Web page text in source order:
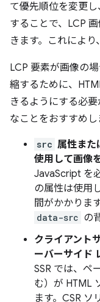
て優先順位を変更
することで、LCP
きます。これにより
LCP 要素が画像の
縮するために、
きるようにする必
なことをおすすめし
src 属性また
使用して画像
JavaScript を
の属性は使用
間がかかります
data-src の
クライアント
ーバーサイド
SSR では、ペ
む）が HTML
ます。CSR